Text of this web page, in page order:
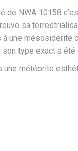
de NWA 10158
sa
une mésosidérite
type exact a été
une météorite